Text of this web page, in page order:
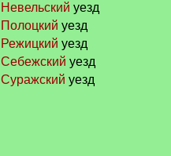
Невельский уезд
Полоцкий уезд
Режицкий уезд
Себежский уезд
Суражский уезд